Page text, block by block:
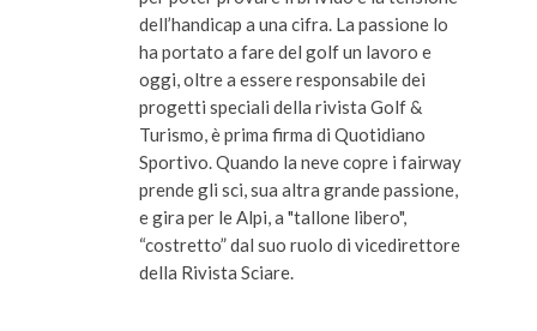
dell’handicap a una cifra. La passione lo
ha portato a fare del golf un lavoro e
oggi, oltre a essere responsabile dei
progetti speciali della rivista Golf &
Turismo, è prima firma di Quotidiano
Sportivo. Quando la neve copre i fairway
prende gli sci, sua altra grande passione,
e gira per le Alpi, a "tallone libero",
“costretto” dal suo ruolo di vicedirettore
della Rivista Sciare.